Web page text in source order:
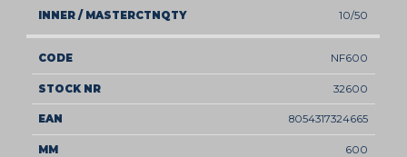
10/50
NF600
32600
8054317324665
600